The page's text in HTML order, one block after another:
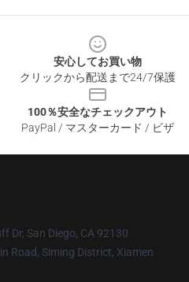
安心してお買い物
クリックから配送まで24/7保護
100％安全なチェックアウト
PayPal / マスターカード / ビザ
Dr, San Diego, CA 92130
Road, Siming District, Xiamen